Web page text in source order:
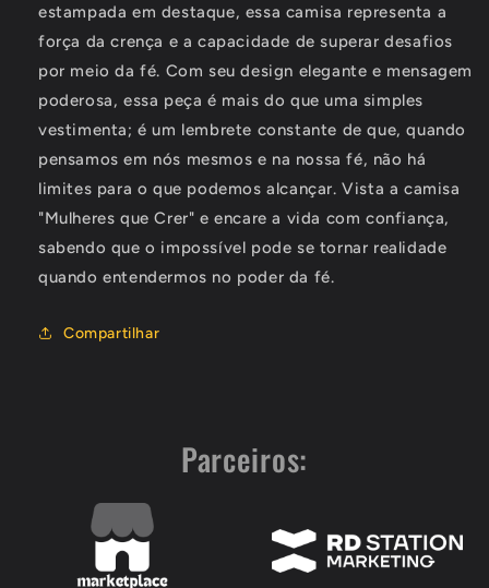
estampada em destaque, essa camisa representa a
força da crença e a capacidade de superar desafios
por meio da fé. Com seu design elegante e mensagem
poderosa, essa peça é mais do que uma simples
vestimenta; é um lembrete constante de que, quando
pensamos em nós mesmos e na nossa fé, não há
limites para o que podemos alcançar. Vista a camisa
"Mulheres que Crer" e encare a vida com confiança,
sabendo que o impossível pode se tornar realidade
quando entendermos no poder da fé.
Compartilhar
Parceiros: